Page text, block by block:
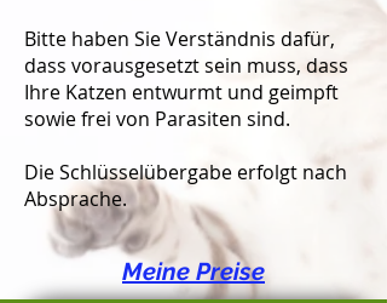
Bitte haben Sie Verständnis dafür,
dass vorausgesetzt sein muss, dass
Ihre Katzen entwurmt und geimpft
sowie frei von Parasiten sind.
Die Schlüsselübergabe erfolgt nach
Absprache.
Meine Preise